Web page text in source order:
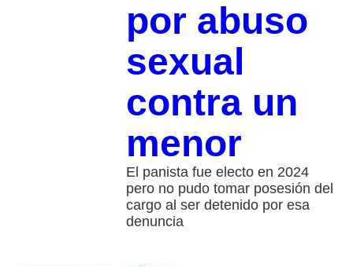
por abuso
sexual
contra un
menor
El panista fue electo en 2024
pero no pudo tomar posesión del
cargo al ser detenido por esa
denuncia